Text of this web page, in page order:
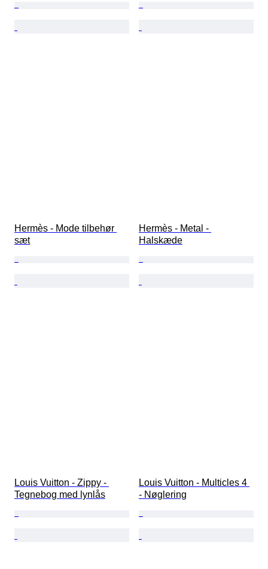
Hermès - Mode tilbehør
sæt
Hermès - Metal -
Halskæde
Louis Vuitton - Zippy -
Tegnebog med lynlås
Louis Vuitton - Multicles 4
- Nøglering